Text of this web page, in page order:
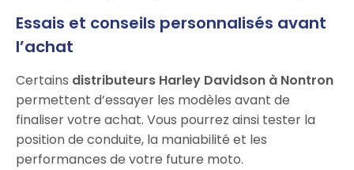
Essais et conseils personnalisés avant
l’achat
Certains distributeurs Harley Davidson à Nontron
permettent d’essayer les modèles avant de
finaliser votre achat. Vous pourrez ainsi tester la
position de conduite, la maniabilité et les
performances de votre future moto.